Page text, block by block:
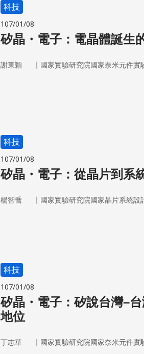
科技
107/01/08
矽晶・電子：電晶體誕生
謝東穎 ｜ 國家實驗研究院國家奈米元件實
科技
107/01/08
矽晶・電子：從晶片到系
楊智喬 ｜ 國家實驗研究院國家晶片系統設
科技
107/01/08
矽晶・電子：矽說台灣–
地位
丁志華 ｜ 國家實驗研究院國家奈米元件實